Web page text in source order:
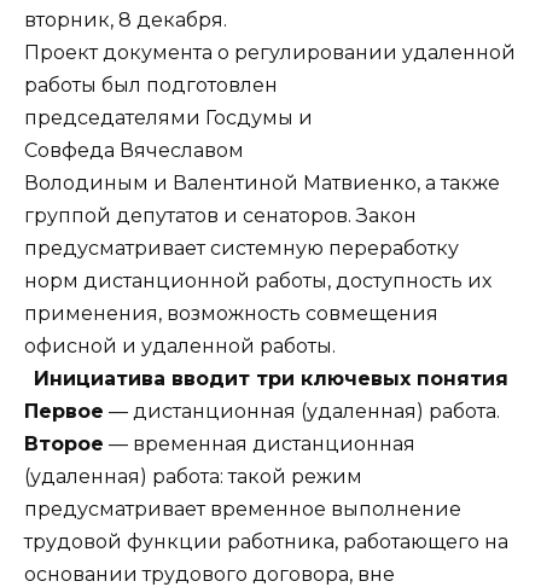
вторник, 8 декабря.
Проект документа о регулировании удаленной
работы был подготовлен
председателями Госдумы и
Совфеда Вячеславом
Володиным и Валентиной Матвиенко, а также
группой депутатов и сенаторов. Закон
предусматривает системную переработку
норм дистанционной работы, доступность их
применения, возможность совмещения
офисной и удаленной работы.
Инициатива вводит три ключевых понятия
Первое — дистанционная (удаленная) работа.
Второе — временная дистанционная
(удаленная) работа: такой режим
предусматривает временное выполнение
трудовой функции работника, работающего на
основании трудового договора, вне